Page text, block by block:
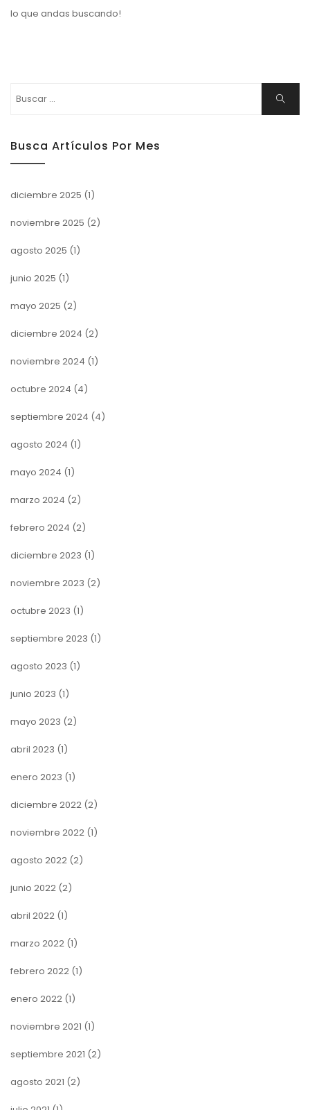
lo que andas buscando!
Buscar
Busca Artículos Por Mes
diciembre 2025 (1)
noviembre 2025 (2)
agosto 2025 (1)
junio 2025 (1)
mayo 2025 (2)
diciembre 2024 (2)
noviembre 2024 (1)
octubre 2024 (4)
septiembre 2024 (4)
agosto 2024 (1)
mayo 2024 (1)
marzo 2024 (2)
febrero 2024 (2)
diciembre 2023 (1)
noviembre 2023 (2)
octubre 2023 (1)
septiembre 2023 (1)
agosto 2023 (1)
junio 2023 (1)
mayo 2023 (2)
abril 2023 (1)
enero 2023 (1)
diciembre 2022 (2)
noviembre 2022 (1)
agosto 2022 (2)
junio 2022 (2)
abril 2022 (1)
marzo 2022 (1)
febrero 2022 (1)
enero 2022 (1)
noviembre 2021 (1)
septiembre 2021 (2)
agosto 2021 (2)